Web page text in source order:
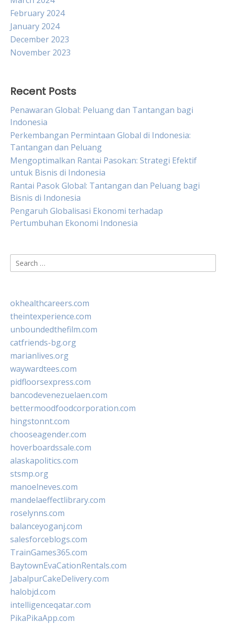
February 2024
January 2024
December 2023
November 2023
Recent Posts
Penawaran Global: Peluang dan Tantangan bagi
Indonesia
Perkembangan Permintaan Global di Indonesia:
Tantangan dan Peluang
Mengoptimalkan Rantai Pasokan: Strategi Efektif
untuk Bisnis di Indonesia
Rantai Pasok Global: Tantangan dan Peluang bagi
Bisnis di Indonesia
Pengaruh Globalisasi Ekonomi terhadap
Pertumbuhan Ekonomi Indonesia
Search
for:
okhealthcareers.com
theintexperience.com
unboundedthefilm.com
catfriends-bg.org
marianlives.org
waywardtees.com
pidfloorsexpress.com
bancodevenezuelaen.com
bettermoodfoodcorporation.com
hingstonnt.com
chooseagender.com
hoverboardssale.com
alaskapolitics.com
stsmp.org
manoelneves.com
mandelaeffectlibrary.com
roselynns.com
balanceyoganj.com
salesforceblogs.com
TrainGames365.com
BaytownEvaCationRentals.com
JabalpurCakeDelivery.com
halobjd.com
intelligenceqatar.com
PikaPikaApp.com